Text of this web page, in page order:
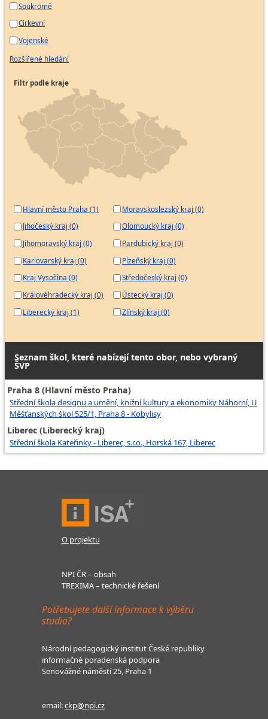
Soukromé
Církevní
Vojenské
Rozšířené hledání
Filtr podle kraje
Hlavní město Praha (1)
Jihočeský kraj (0)
Jihomoravský kraj (0)
Karlovarský kraj (0)
Kraj Vysočina (0)
Královéhradecký kraj (0)
Liberecký kraj (1)
Moravskoslezský kraj (0)
Olomoucký kraj (0)
Pardubický kraj (0)
Plzeňský kraj (0)
Středočeský kraj (0)
Ústecký kraj (0)
Zlínský kraj (0)
Seznam škol, které nabízejí tento obor, nebo vybraný
ŠVP
Praha 8 (Hlavní město Praha)
Střední škola designu a umění, knižní kultury a ekonomiky Náhorní, U
Měšťanských škol 525/1, Praha 8 - Kobylisy
Liberec (Liberecký kraj)
Střední škola Kateřinky - Liberec, s.r.o., Horská 167, Liberec
O projektu
NPI ČR – obsah
TREXIMA – technické řešení
Potřebujete další informace k výběru
studia?
Národní pedagogický institut České republiky
informačně poradenská podpora
Senovážné náměstí 25, Praha 1
email:ckp@npi.cz